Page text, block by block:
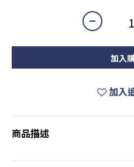
加入
加入
商品描述